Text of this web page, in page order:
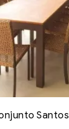
Santos